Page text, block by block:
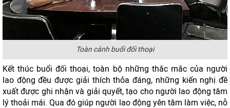
Toàn cảnh buổi đối thoại
Kết thúc buổi đối thoại, toàn bộ những thắc mắc của người
lao động đều được giải thích thỏa đáng, những kiến nghị đề
xuất được ghi nhận và giải quyết, tạo cho người lao động tâm
lý thoải mái. Qua đó giúp người lao động yên tâm làm việc, nỗ